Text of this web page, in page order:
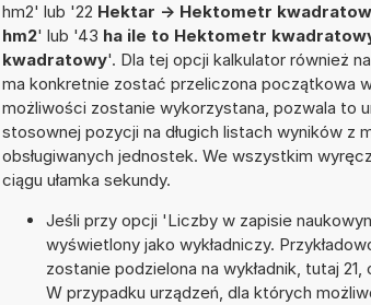
hm2' lub '22 Hektar -> Hektometr
hm2' lub '43 ha ile to Hektometr
kwadratowy'. Dla tej opcji kalkulator również
ma konkretnie zostać przeliczona początkowa
możliwości zostanie wykorzystana, pozwala to
stosownej pozycji na długich listach wyników z
obsługiwanych jednostek. We wszystkim
ciągu ułamka sekundy.
Jeśli przy opcji 'Liczby w zapisie
wyświetlony jako wykładniczy.
zostanie podzielona na wykładnik, tutaj
W przypadku urządzeń, dla których